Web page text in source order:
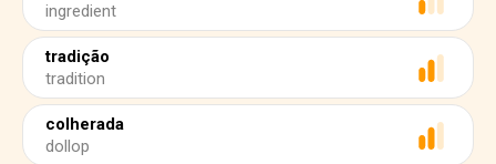
ingredient
tradição
tradition
colherada
dollop